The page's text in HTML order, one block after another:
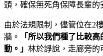
頭，確保無死角保障長輩的
由於法規限制，儘管位在2
牆。
「所以我們種了比較
動。」 林於諍說，走廊旁的